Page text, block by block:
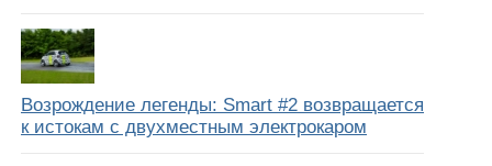
Возрождение легенды: Smart #2 возвращается
к истокам с двухместным электрокаром